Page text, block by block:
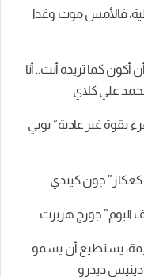
فالأمس موت وغدا
كما تريده أنت.. أنا
علي كلاي
بقوة غير عادية” بوبي
كعكاز” جون كيندي
جورج هربرت
يستطيع أن يسمو
دينيس ديدرو